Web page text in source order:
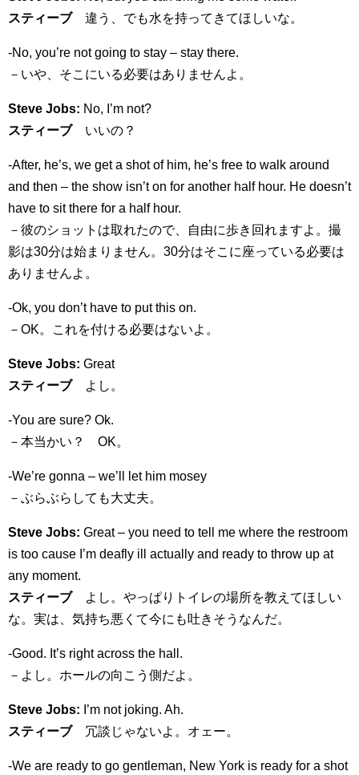
スティーブ違う、でも水を持ってきてほしいな。
-No, you’re not going to stay – stay there.
－いや、そこにいる必要はありませんよ。
Steve Jobs: No, I’m not?
スティーブいいの？
-After, he’s, we get a shot of him, he’s free to walk around
and then – the show isn’t on for another half hour. He doesn’t
have to sit there for a half hour.
－彼のショットは取れたので、自由に歩き回れますよ。撮
影は30分は始まりません。30分はそこに座っている必要は
ありませんよ。
-Ok, you don’t have to put this on.
－OK。これを付ける必要はないよ。
Steve Jobs: Great
スティーブよし。
-You are sure? Ok.
－本当かい？ OK。
-We’re gonna – we’ll let him mosey
－ぶらぶらしても大丈夫。
Steve Jobs: Great – you need to tell me where the restroom
is too cause I’m deafly ill actually and ready to throw up at
any moment.
スティーブよし。やっぱりトイレの場所を教えてほしい
な。実は、気持ち悪くて今にも吐きそうなんだ。
-Good. It’s right across the hall.
－よし。ホールの向こう側だよ。
Steve Jobs: I’m not joking. Ah.
スティーブ冗談じゃないよ。オェー。
-We are ready to go gentleman, New York is ready for a shot